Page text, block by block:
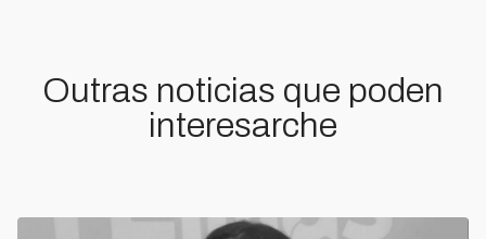
Outras noticias que poden
interesarche